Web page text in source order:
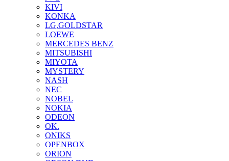
KIVI
KONKA
LG,GOLDSTAR
LOEWE
MERCEDES BENZ
MITSUBISHI
MIYOTA
MYSTERY
NASH
NEC
NOBEL
NOKIA
ODEON
OK.
ONIKS
OPENBOX
ORION